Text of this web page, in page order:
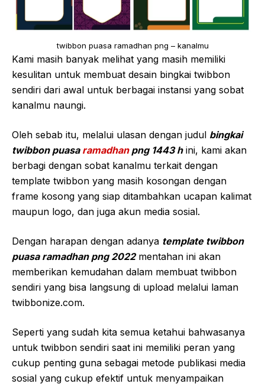
twibbon puasa ramadhan png – kanalmu
Kami masih banyak melihat yang masih memiliki
kesulitan untuk membuat desain bingkai twibbon
sendiri dari awal untuk berbagai instansi yang sobat
kanalmu naungi.
Oleh sebab itu, melalui ulasan dengan judul bingkai
twibbon puasa ramadhanpng 1443 hini, kami akan
berbagi dengan sobat kanalmu terkait dengan
template twibbon yang masih kosongan dengan
frame kosong yang siap ditambahkan ucapan kalimat
maupun logo, dan juga akun media sosial.
Dengan harapan dengan adanya template twibbon
puasa ramadhan png 2022mentahan ini akan
memberikan kemudahan dalam membuat twibbon
sendiri yang bisa langsung di upload melalui laman
twibbonize.com.
Seperti yang sudah kita semua ketahui bahwasanya
untuk twibbon sendiri saat ini memiliki peran yang
cukup penting guna sebagai metode publikasi media
sosial yang cukup efektif untuk menyampaikan